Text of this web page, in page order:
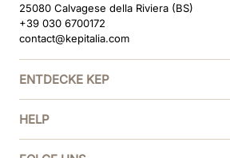
25080 Calvagese della Riviera (BS)
+39 030 6700172
contact@kepitalia.com
ENTDECKE KEP
HELP